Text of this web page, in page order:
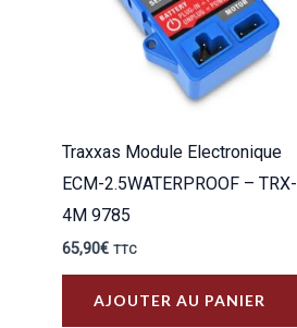
Traxxas Module Electronique
ECM-2.5WATERPROOF – TRX-
4M 9785
65,90€ TTC
AJOUTER AU PANIER